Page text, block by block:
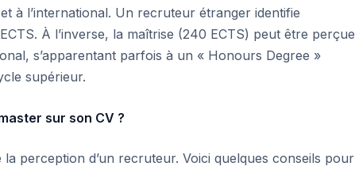
à l’international. Un recruteur étranger identifie
À l’inverse, la maîtrise (240 ECTS) peut être perçue
s’apparentant parfois à un « Honours Degree »
supérieur.
sur son CV ?
perception d’un recruteur. Voici quelques conseils pour